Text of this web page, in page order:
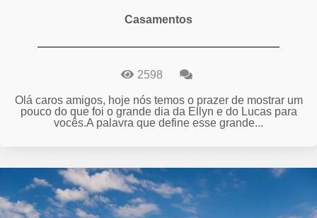
Casamentos
2598
Olá caros amigos, hoje nós temos o prazer de mostrar um
pouco do que foi o grande dia da Ellyn e do Lucas para
vocês.A palavra que define esse grande...